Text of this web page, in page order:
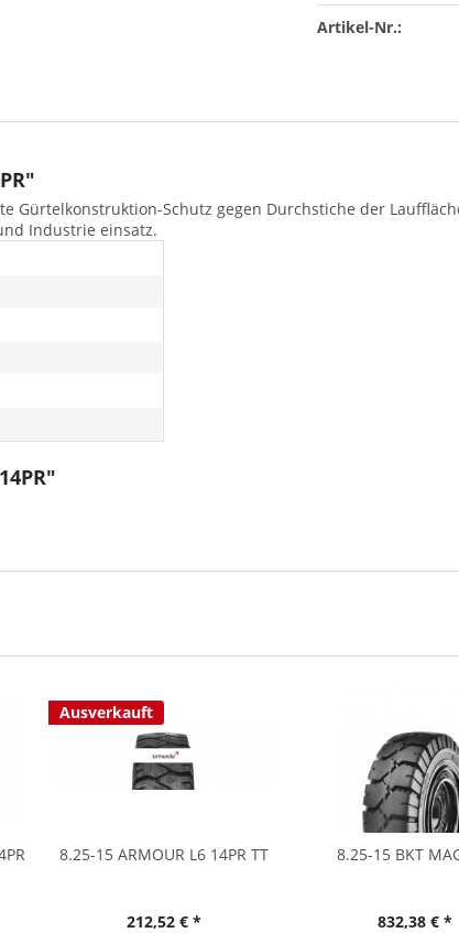
Artikel-Nr.:
Gürtelkonstruktion-Schutz gegen Durchstiche der
Industrie einsatz.
Ausverkauft
8.25-15 ARMOUR L6 14PR TT
212,52 € *
8.25-15 BKT
832,38 € *